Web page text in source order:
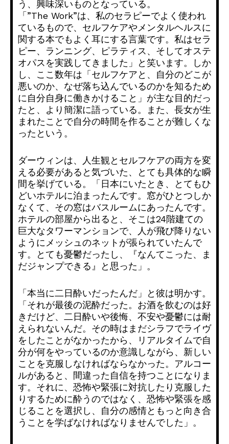
う、興味深いものとなっている。
「”The Work”は、私のセラピーでよく使われ
ているもので、 セルフケアやメンタルヘルスに
関する本でもよく耳にする言葉です。私はセラ
ピー、ランニング、ピラティス、 そしてオステ
オパスを実践してきました」と笑います。しか
し、 ここ数年は「セルフケアと、自分のどこが
悪いのか、 なぜ落ち込んでいるのかを知るため
に自分自身に働きかけること」 が主な目的だっ
たと、より簡潔に語っている。また、 長女が生
まれたことで自分の時間を作ることが難しくな
ったという 。
ダーウィンは、
人生観とセルフケアの両方を変
える必要があると気づいた、
とても具体的な瞬
間を挙げている。「日本にいたとき、
とてもひ
どいホテルに泊まったんです。窓がひとつしか
なくて、 その窓はバスルームにあったんです。
ホテルの部屋から出ると、 そこは24階建ての
巨大なタワーマンションで、
人が飛び降りない
ようにメッシュのネットが張られていたんで
す。
とても憂鬱だったし、『なんてこった、ま
だジャンプできる』
と思った」。
「本当に二日酔いだったんだ」と彼は明かす。
「 それが最後の泥酔だった。お酒を飲むのは好
きだけど、 二日酔いや後悔、不安や憂鬱には耐
えられないんだ。 その時はまだシラフでライヴ
をしたことがなかったから、
リアルタイムで自
分が何をやっているのか意識しながら、 新しい
ことを克服しなければならなかった。アルコー
ルがあると、 間違った自信を持つことになりま
す。それに、 恐怖や緊張に対抗したり克服した
りするために酔うのではなく、 恐怖や緊張を感
じることを選択し、 自分の感情ともっと向き合
うことを学ばなければなりませんでした 」。